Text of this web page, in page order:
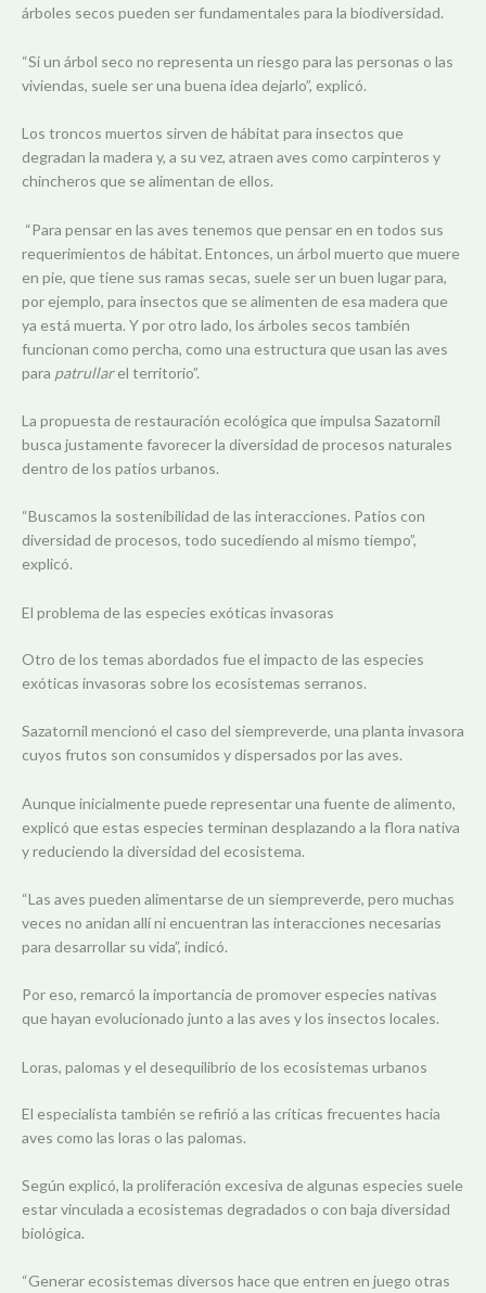
árboles secos pueden ser fundamentales para la biodiversidad.
“Si un árbol seco no representa un riesgo para las personas o las
viviendas, suele ser una buena idea dejarlo”, explicó.
Los troncos muertos sirven de hábitat para insectos que
degradan la madera y, a su vez, atraen aves como carpinteros y
chincheros que se alimentan de ellos.
“Para pensar en las aves tenemos que pensar en en todos sus
requerimientos de hábitat. Entonces, un árbol muerto que muere
en pie, que tiene sus ramas secas, suele ser un buen lugar para,
por ejemplo, para insectos que se alimenten de esa madera que
ya está muerta. Y por otro lado, los árboles secos también
funcionan como percha, como una estructura que usan las aves
para patrullarel territorio”.
La propuesta de restauración ecológica que impulsa Sazatornil
busca justamente favorecer la diversidad de procesos naturales
dentro de los patios urbanos.
“Buscamos la sostenibilidad de las interacciones. Patios con
diversidad de procesos, todo sucediendo al mismo tiempo”,
explicó.
El problema de las especies exóticas invasoras
Otro de los temas abordados fue el impacto de las especies
exóticas invasoras sobre los ecosistemas serranos.
Sazatornil mencionó el caso del siempreverde, una planta invasora
cuyos frutos son consumidos y dispersados por las aves.
Aunque inicialmente puede representar una fuente de alimento,
explicó que estas especies terminan desplazando a la flora nativa
y reduciendo la diversidad del ecosistema.
“Las aves pueden alimentarse de un siempreverde, pero muchas
veces no anidan allí ni encuentran las interacciones necesarias
para desarrollar su vida”, indicó.
Por eso, remarcó la importancia de promover especies nativas
que hayan evolucionado junto a las aves y los insectos locales.
Loras, palomas y el desequilibrio de los ecosistemas urbanos
El especialista también se refirió a las críticas frecuentes hacia
aves como las loras o las palomas.
Según explicó, la proliferación excesiva de algunas especies suele
estar vinculada a ecosistemas degradados o con baja diversidad
biológica.
“Generar ecosistemas diversos hace que entren en juego otras